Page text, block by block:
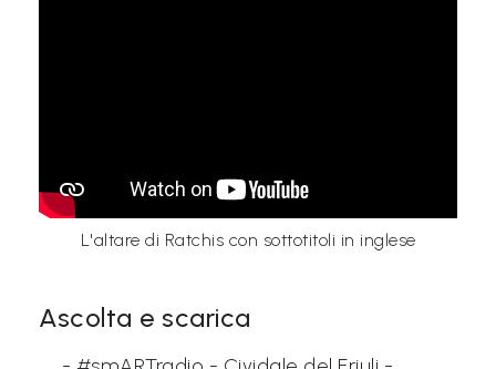
L'altare di Ratchis con sottotitoli in inglese
Ascolta e scarica